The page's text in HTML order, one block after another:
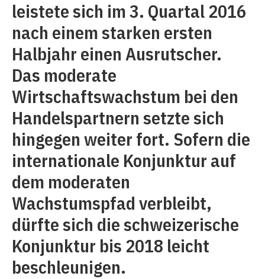
leistete sich im 3. Quartal 2016
nach einem starken ersten
Halbjahr einen Ausrutscher.
Das moderate
Wirtschaftswachstum bei den
Handelspartnern setzte sich
hingegen weiter fort. Sofern die
internationale Konjunktur auf
dem moderaten
Wachstumspfad verbleibt,
dürfte sich die schweizerische
Konjunktur bis 2018 leicht
beschleunigen.